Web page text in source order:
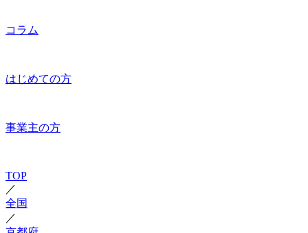
コラム
はじめての方
事業主の方
TOP
／
全国
／